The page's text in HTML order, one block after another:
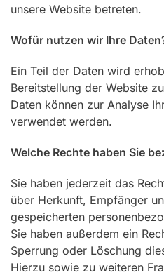
unsere Website betreten.
Wofür nutzen wir Ihre
Ein Teil der Daten wird
Bereitstellung der Website
Daten können zur Analyse
verwendet werden.
Welche Rechte haben Sie
Sie haben jederzeit das
über Herkunft, Empfänger
gespeicherten
Sie haben außerdem ein
Sperrung oder Löschung
Hierzu sowie zu weiteren